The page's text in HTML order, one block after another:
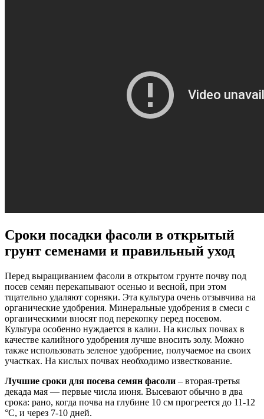
Сроки посадки фасоли в открытый
грунт семенами и правильный уход
Перед выращиванием фасоли в открытом грунте почву под
посев семян перекапывают осенью и весной, при этом
тщательно удаляют сорняки. Эта культура очень отзывчива на
органические удобрения. Минеральные удобрения в смеси с
органическими вносят под перекопку перед посевом.
Культура особенно нуждается в калии. На кислых почвах в
качестве калийного удобрения лучше вносить золу. Можно
также использовать зеленое удобрение, получаемое на своих
участках. На кислых почвах необходимо известкование.
Лучшие сроки для посева семян фасоли – вторая-третья
декада мая — первые числа июня. Высевают обычно в два
срока: рано, когда почва на глубине 10 см прогреется до 11-12
°С, и через 7-10 дней.